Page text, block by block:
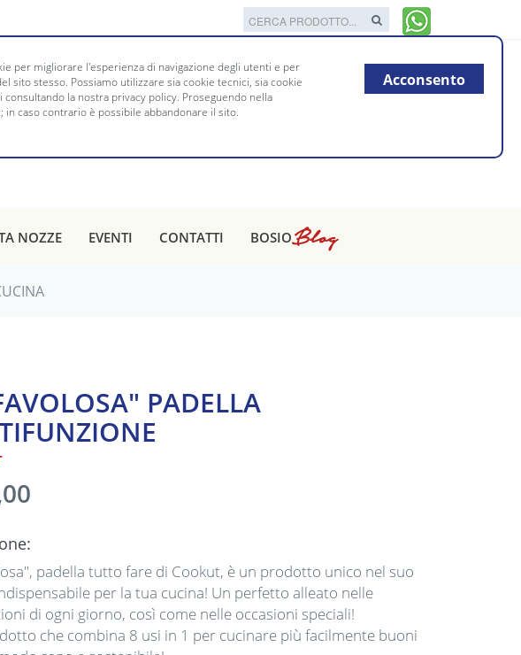
NOZZE EVENTI CONTATTI BOSIOBlog
PADELLA
padella tutto fare di Cookut, è un prodotto unico nel suo
per la tua cucina! Un perfetto alleato nelle
di ogni giorno, così come nelle occasioni speciali!
che combina 8 usi in 1 per cucinare più facilmente buoni
per migliorare l'esperienza di navigazione degli utenti e per
sito stesso. Possiamo utilizzare sia cookie tecnici, sia cookie
la nostra privacy policy. Proseguendo nella
in caso contrario è possibile abbandonare il sito.
Acconsento